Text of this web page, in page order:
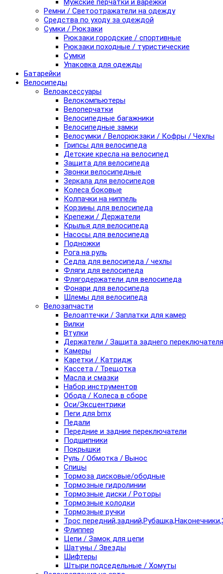
Мужские перчатки и варежки
Ремни / Светоотражатели на одежду
Средства по уходу за одеждой
Сумки / Рюкзаки
Рюкзаки городские / спортивные
Рюкзаки походные / туристические
Сумки
Упаковка для одежды
Батарейки
Велосипеды
Велоаксессуары
Велокомпьютеры
Велоперчатки
Велосипедные багажники
Велосипедные замки
Велосумки / Велорюкзаки / Кофры / Чехлы
Грипсы для велосипеда
Детские кресла на велосипед
Защита для велосипеда
Звонки велосипедные
Зеркала для велосипедов
Колеса боковые
Колпачки на ниппель
Корзины для велосипеда
Крепежи / Держатели
Крылья для велосипеда
Насосы для велосипеда
Подножки
Рога на руль
Седла для велосипеда / чехлы
Фляги для велосипеда
Флягодержатели для велосипеда
Фонари для велосипеда
Шлемы для велосипеда
Велозапчасти
Велоаптечки / Заплатки для камер
Вилки
Втулки
Держатели / Защита заднего переключателя
Камеры
Каретки / Катридж
Кассета / Трещотка
Масла и смазки
Набор инструментов
Обода / Колеса в сборе
Оси/Эксцентрики
Пеги для bmx
Педали
Передние и задние переключатели
Подшипники
Покрышки
Руль / Обмотка / Вынос
Спицы
Тормоза дисковые/ободные
Тормозные гидролинии
Тормозные диски / Роторы
Тормозные колодки
Тормозные ручки
Трос
Флиппер
Цепи / Замок для цепи
Шатуны / Звезды
Шифтеры
Штыри подседельные / Хомуты